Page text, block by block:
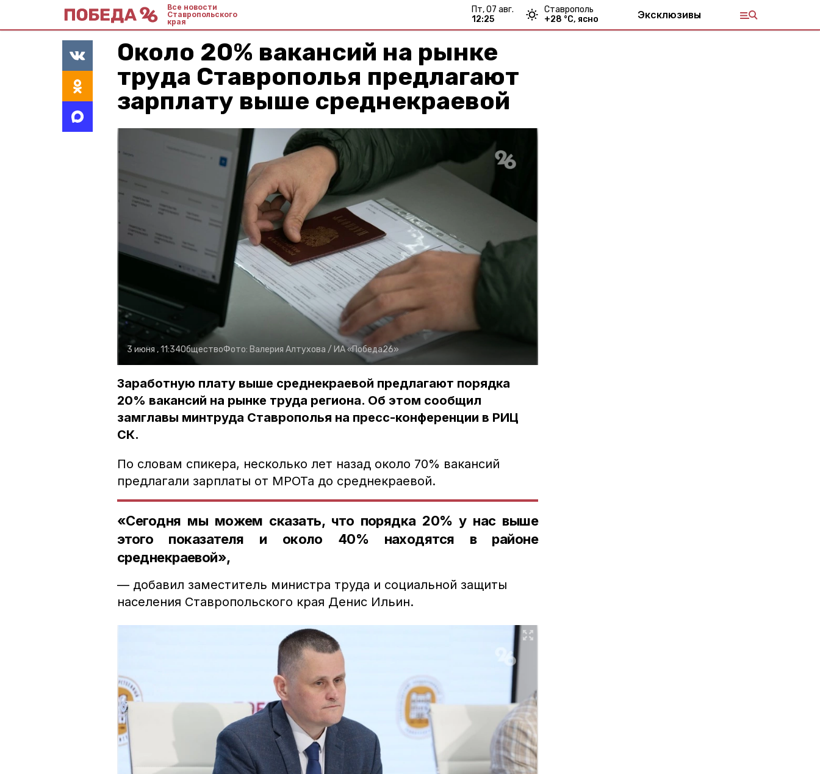
Все новости
Ставропольского
края
пт, 07 авг.
12:25
Ставрополь
+28 °С, ясно Эксклюзивы
Около 20% вакансий на рынке
труда Ставрополья предлагают
зарплату выше среднекраевой
3 июня , 11:34ОбществоФото: Валерия Алтухова / ИА «Победа26»
Заработную плату выше среднекраевой предлагают порядка
20% вакансий на рынке труда региона. Об этом сообщил
замглавы минтруда Ставрополья на пресс-конференции в РИЦ
СК.
По словам спикера, несколько лет назад около 70% вакансий
предлагали зарплаты от МРОТа до среднекраевой.
«Сегодня мы можем сказать, что порядка 20% у нас выше
этого показателя и около 40% находятся в районе
среднекраевой»,
— добавил заместитель министра труда и социальной защиты
населения Ставропольского края Денис Ильин.